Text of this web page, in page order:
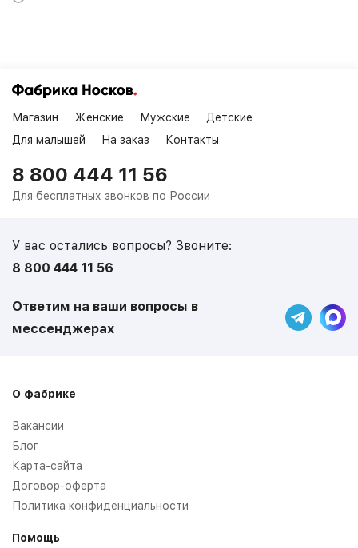
Магазин Женские Мужские
Детские
Для малышей
На заказ Контакты
8 800 444 11 56
Для бесплатных звонков по России
У вас остались вопросы? Звоните:
8 800 444 11 56
Ответим на ваши вопросы в
мессенджерах
О фабрике
Вакансии
Блог
Карта-сайта
Договор-оферта
Политика конфиденциальности
Помощь